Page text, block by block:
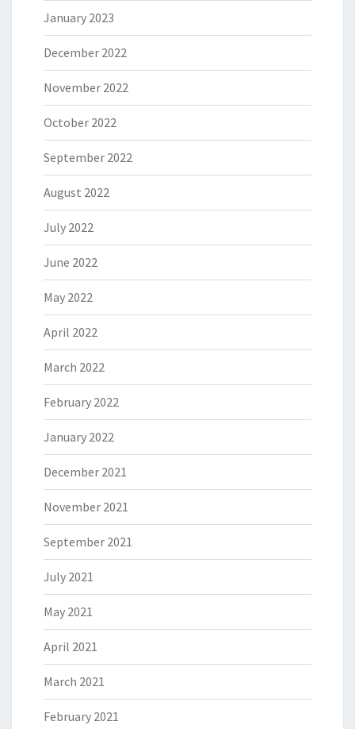
January 2023
December 2022
November 2022
October 2022
September 2022
August 2022
July 2022
June 2022
May 2022
April 2022
March 2022
February 2022
January 2022
December 2021
November 2021
September 2021
July 2021
May 2021
April 2021
March 2021
February 2021